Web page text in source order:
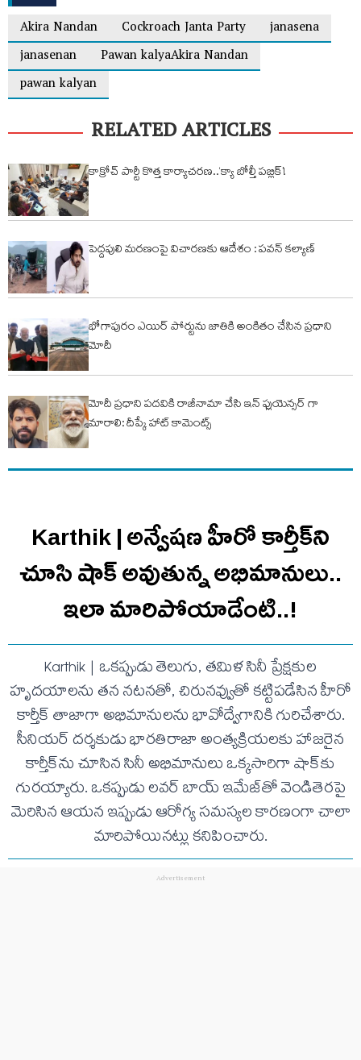
Akira Nandan
Cockroach Janta Party
janasena
janasenan
Pawan kalyaAkira Nandan
pawan kalyan
RELATED ARTICLES
కాక్రోచ్ పార్టీ కొత్త కార్యాచరణ..‘క్యా బోల్తీ పబ్లిక్’!
పెద్దపులి మరణంపై విచారణకు ఆదేశం : పవన్ కల్యాణ్
భోగాపురం ఎయిర్ పోర్టును జాతికి అంకితం చేసిన ప్రధాని
మోదీ
మోదీ ప్రధాని పదవికి రాజీనామా చేసి ఇన్ ఫ్లుయెన్సర్ గా
మారాలి: దీప్కే హాట్ కామెంట్స్
Karthik | అన్వేషణ హీరో కార్తీక్‌ని
చూసి షాక్ అవుతున్న అభిమానులు..
ఇలా మారిపోయాడేంటి..!
Karthik | ఒకప్పుడు తెలుగు, తమిళ సినీ ప్రేక్షకుల
హృదయాలను తన నటనతో, చిరునవ్వుతో కట్టిపడేసిన హీరో
కార్తీక్ తాజాగా అభిమానులను భావోద్వేగానికి గురిచేశారు.
సీనియర్ దర్శకుడు భారతిరాజా అంత్యక్రియలకు హాజరైన
కార్తీక్‌ను చూసిన సినీ అభిమానులు ఒక్కసారిగా షాక్‌కు
గురయ్యారు. ఒకప్పుడు లవర్ బాయ్ ఇమేజ్‌తో వెండితెరపై
మెరిసిన ఆయన ఇప్పుడు ఆరోగ్య సమస్యల కారణంగా చాలా
మారిపోయినట్లు కనిపించారు.